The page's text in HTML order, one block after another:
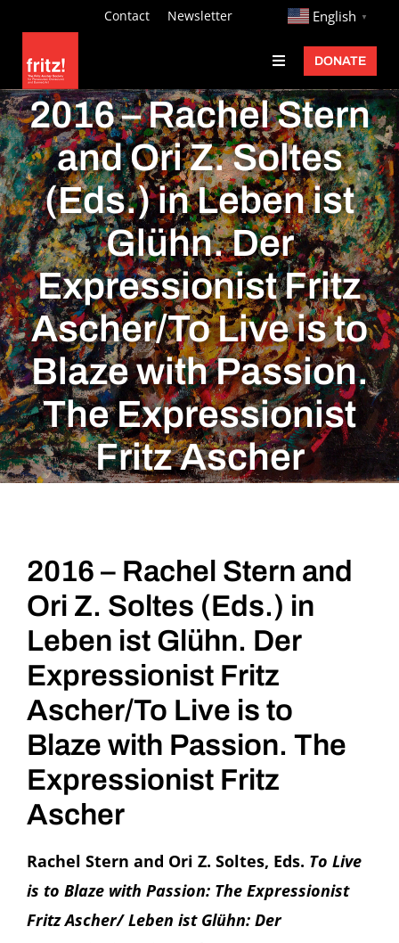
content
Contact Newsletter http:// English ▼
Toggle
Navigation
Fritz Ascher
Events
Programs
Exhibitions
Learn
About
Donate
DONATE
2016 – Rachel Stern
and Ori Z. Soltes
(Eds.) in Leben ist
Glühn. Der
Expressionist Fritz
Ascher/To Live is to
Blaze with Passion.
The Expressionist
Fritz Ascher
Larger
Image
2016 – Rachel Stern and
Ori Z. Soltes (Eds.) in
Leben ist Glühn. Der
Expressionist Fritz
Ascher/To Live is to
Blaze with Passion. The
Expressionist Fritz
Ascher
Rachel Stern and Ori Z. Soltes, Eds. To Live
is to Blaze with Passion: The Expressionist
Fritz Ascher/ Leben ist Glühn: Der